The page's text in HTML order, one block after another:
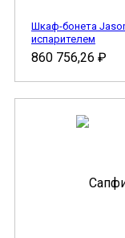
Шкаф-бонета
испарителем
860 756,26 ₽